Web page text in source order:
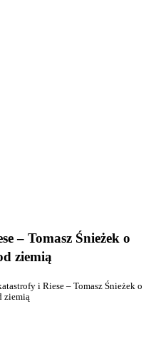
– Tomasz Śnieżek o
ziemią
i Riese – Tomasz Śnieżek o
ziemią